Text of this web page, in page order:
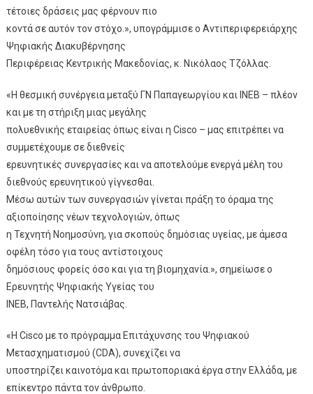
τέτοιες δράσεις μας φέρνουν πιο
κοντά σε αυτόν τον στόχο.», υπογράμμισε ο Αντιπεριφερειάρχης
Ψηφιακής Διακυβέρνησης
Περιφέρειας Κεντρικής Μακεδονίας, κ. Νικόλαος Τζόλλας.
«Η θεσμική συνέργεια μεταξύ ΓΝ Παπαγεωργίου και ΙΝΕΒ – πλέον
και με τη στήριξη μιας μεγάλης
πολυεθνικής εταιρείας όπως είναι η Cisco – μας επιτρέπει να
συμμετέχουμε σε διεθνείς
ερευνητικές συνεργασίες και να αποτελούμε ενεργά μέλη του
διεθνούς ερευνητικού γίγνεσθαι.
Μέσω αυτών των συνεργασιών γίνεται πράξη το όραμα της
αξιοποίησης νέων τεχνολογιών, όπως
η Τεχνητή Νοημοσύνη, για σκοπούς δημόσιας υγείας, με άμεσα
οφέλη τόσο για τους αντίστοιχους
δημόσιους φορείς όσο και για τη βιομηχανία.», σημείωσε ο
Ερευνητής Ψηφιακής Υγείας του
ΙΝΕΒ, Παντελής Νατσιάβας.
«Η Cisco με το πρόγραμμα Επιτάχυνσης του Ψηφιακού
Μετασχηματισμού (CDA), συνεχίζει να
υποστηρίζει καινοτόμα και πρωτοποριακά έργα στην Ελλάδα, με
επίκεντρο πάντα τον άνθρωπο.